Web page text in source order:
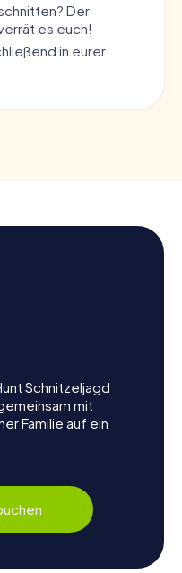
Der
es euch!
in eurer
Schnitzeljagd
mit
Familie auf ein